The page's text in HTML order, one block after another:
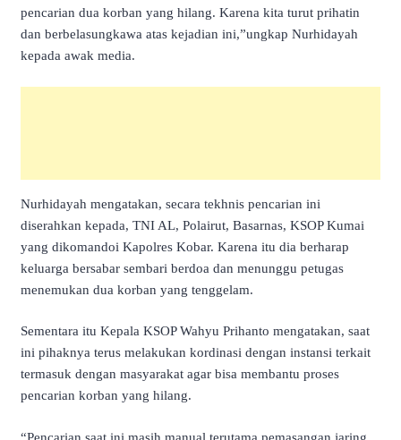
pencarian dua korban yang hilang. Karena kita turut prihatin
dan berbelasungkawa atas kejadian ini,”ungkap Nurhidayah
kepada awak media.
Nurhidayah mengatakan, secara tekhnis pencarian ini
diserahkan kepada, TNI AL, Polairut, Basarnas, KSOP Kumai
yang dikomandoi Kapolres Kobar. Karena itu dia berharap
keluarga bersabar sembari berdoa dan menunggu petugas
menemukan dua korban yang tenggelam.
Sementara itu Kepala KSOP Wahyu Prihanto mengatakan, saat
ini pihaknya terus melakukan kordinasi dengan instansi terkait
termasuk dengan masyarakat agar bisa membantu proses
pencarian korban yang hilang.